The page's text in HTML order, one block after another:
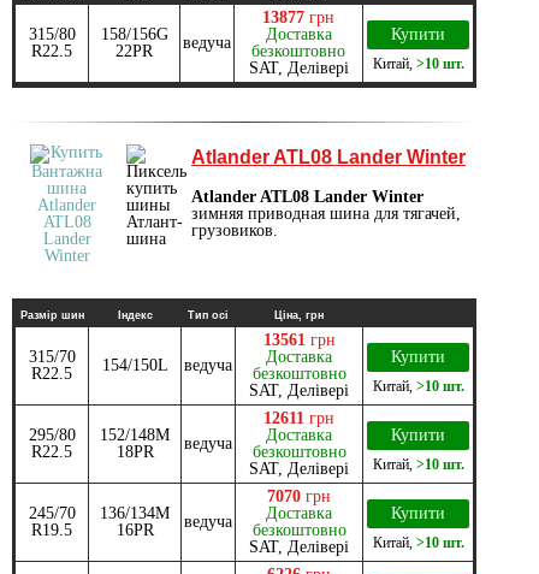
315/80
R22.5
158/156G
22PR
ведуча
13877 грн
Доставка
безкоштовно
SAT, Делівері
Купити
Китай, >10 шт.
Atlander ATL08 Lander Winter
Atlander ATL08 Lander Winter
зимняя приводная шина для тягачей,
грузовиков.
Размір шин Індекс Тип осі Ціна, грн
315/70
R22.5
154/150L ведуча
13561 грн
Доставка
безкоштовно
SAT, Делівері
Купити
Китай, >10 шт.
295/80
R22.5
152/148M
18PR
ведуча
12611 грн
Доставка
безкоштовно
SAT, Делівері
Купити
Китай, >10 шт.
245/70
R19.5
136/134M
16PR
ведуча
7070 грн
Доставка
безкоштовно
SAT, Делівері
Купити
Китай, >10 шт.